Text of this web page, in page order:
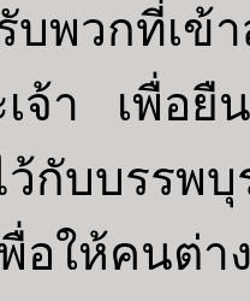
บพวกที่เข้
เจ้า เพื่อ
ว้กับบรรพ
อให้คนต่า